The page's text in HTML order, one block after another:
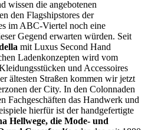
wissen die angebotenen
den Flagshipstores der
im ABC-Viertel noch eine
Gegend erwarten würden. Seit
mit Luxus Second Hand
Ladenkonzepten wird vom
und Accessoires
ältesten Straßen kommen wir jetzt
der City. In den Colonnaden
Fachgeschäften das Handwerk und
hierfür ist der handgefertigte
Hellwege, die Mode- und